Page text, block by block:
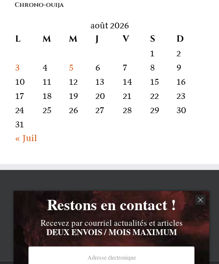
parle
Chrono-ouija
août 2026
L M M J V S D
1
2
3
4 5 6 7 8
9
10
11 12 13 14 15
16
17
18 19 20 21 22
23
24
25 26 27 28 29
30
31
« Juil
Restons en contact !
Recevez par courriel actualités et articles
DEUX ENVOIS / MOIS MAXIMUM